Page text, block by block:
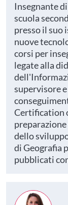
Insegnante
scuola
presso il suo
nuove
corsi per
legate alla
supervisore
Certification
dello
di Geografia
pubblicati